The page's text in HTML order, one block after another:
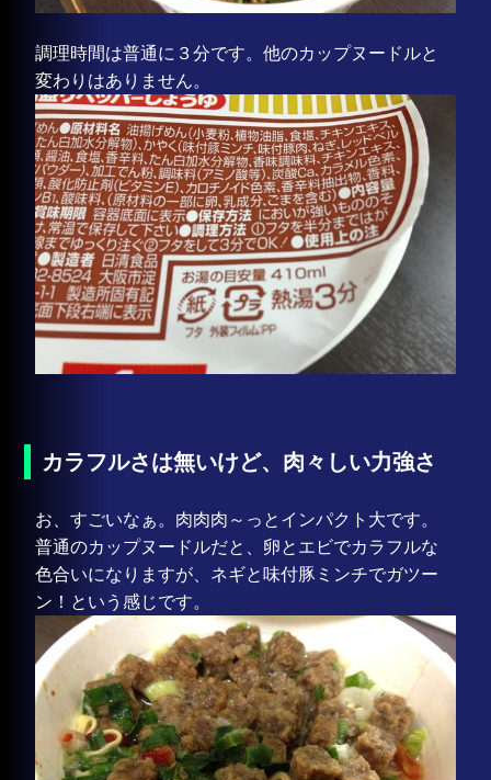
調理時間は普通に３分です。他のカップヌードルと
変わりはありません。
カラフルさは無いけど、肉々しい力強さ
お、すごいなぁ。肉肉肉～っとインパクト大です。
普通のカップヌードルだと、卵とエビでカラフルな
色合いになりますが、ネギと味付豚ミンチでガツー
ン！という感じです。